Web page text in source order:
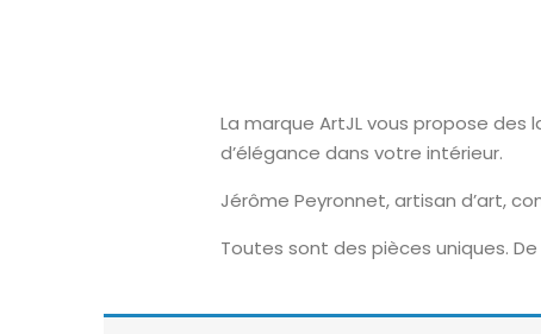
La marque ArtJL vous propose
d’élégance dans votre intérieur.
Jérôme Peyronnet, artisan d’art,
Toutes sont des pièces uniques. De